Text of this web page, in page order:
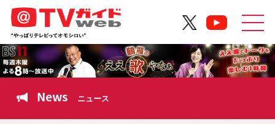
News ニュース